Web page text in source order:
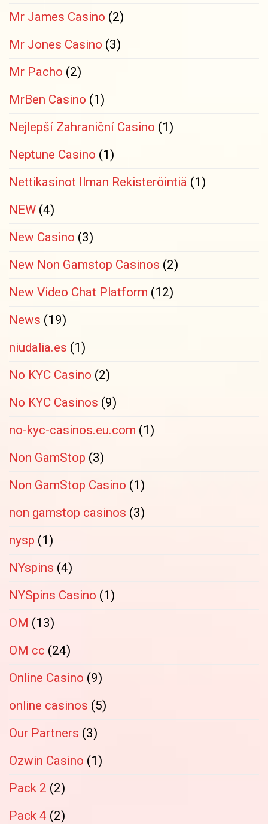
Mr James Casino (2)
Mr Jones Casino (3)
Mr Pacho (2)
MrBen Casino (1)
Nejlepší Zahraniční Casino (1)
Neptune Casino (1)
Nettikasinot Ilman Rekisteröintiä (1)
NEW (4)
New Casino (3)
New Non Gamstop Casinos (2)
New Video Chat Platform (12)
News (19)
niudalia.es (1)
No KYC Casino (2)
No KYC Casinos (9)
no-kyc-casinos.eu.com (1)
Non GamStop (3)
Non GamStop Casino (1)
non gamstop casinos (3)
nysp (1)
NYspins (4)
NYSpins Casino (1)
OM (13)
OM cc (24)
Online Casino (9)
online casinos (5)
Our Partners (3)
Ozwin Casino (1)
Pack 2 (2)
Pack 4 (2)